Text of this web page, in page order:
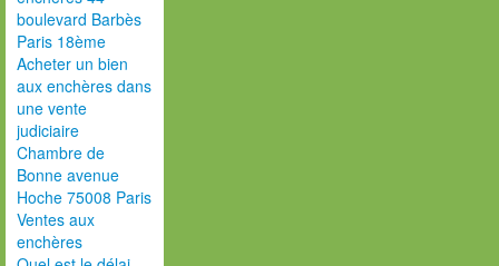
boulevard Barbès
Paris 18ème
Acheter un bien
aux enchères dans
une vente
judiciaire
Chambre de
Bonne avenue
Hoche 75008 Paris
Ventes aux
enchères